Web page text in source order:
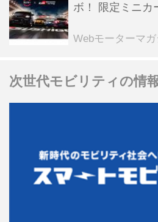
ボ！ 限定ミニカ
る抽選企画など
Webモーターマ
次世代モビリティの情